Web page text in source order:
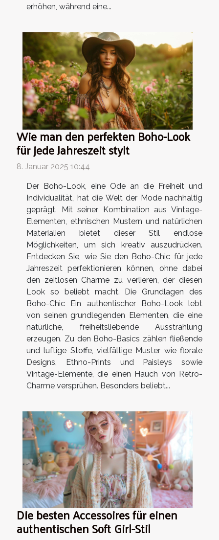
erhöhen, während eine...
Wie man den perfekten Boho-Look
für jede Jahreszeit stylt
8. Januar 2025 10:44
Der Boho-Look, eine Ode an die Freiheit und
Individualität, hat die Welt der Mode nachhaltig
geprägt. Mit seiner Kombination aus Vintage-
Elementen, ethnischen Mustern und natürlichen
Materialien bietet dieser Stil endlose
Möglichkeiten, um sich kreativ auszudrücken.
Entdecken Sie, wie Sie den Boho-Chic für jede
Jahreszeit perfektionieren können, ohne dabei
den zeitlosen Charme zu verlieren, der diesen
Look so beliebt macht. Die Grundlagen des
Boho-Chic Ein authentischer Boho-Look lebt
von seinen grundlegenden Elementen, die eine
natürliche, freiheitsliebende Ausstrahlung
erzeugen. Zu den Boho-Basics zählen fließende
und luftige Stoffe, vielfältige Muster wie florale
Designs, Ethno-Prints und Paisleys sowie
Vintage-Elemente, die einen Hauch von Retro-
Charme versprühen. Besonders beliebt...
Die besten Accessoires für einen
authentischen Soft Girl-Stil